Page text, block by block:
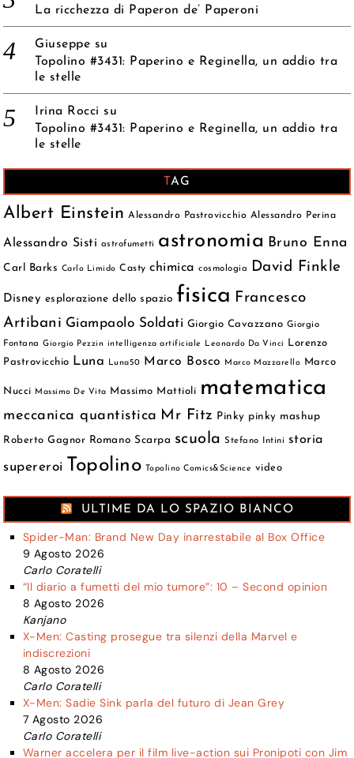
La ricchezza di Paperon de’ Paperoni
Giuseppe su
Topolino #3431: Paperino e Reginella, un addio tra
le stelle
Irina Rocci su
Topolino #3431: Paperino e Reginella, un addio tra
le stelle
TAG
Albert Einstein Alessandro Pastrovicchio Alessandro Perina
Alessandro Sisti astrofumetti astronomia Bruno Enna
Carl Barks Carlo Limido Casty chimica cosmologia David Finkle
Disney esplorazione dello spazio fisica Francesco
Artibani Giampaolo Soldati Giorgio Cavazzano Giorgio
Fontana Giorgio Pezzin intelligenza artificiale Leonardo Da Vinci
Lorenzo
Pastrovicchio
Luna Luna50 Marco Bosco Marco Mazzarello Marco
Nucci Massimo De Vita Massimo Mattioli matematica
meccanica quantistica Mr Fitz Pinky pinky mashup
Roberto Gagnor Romano Scarpa scuola Stefano Intini storia
supereroi Topolino Topolino Comics&Science video
ULTIME DA LO SPAZIO BIANCO
Spider-Man: Brand New Day inarrestabile al Box Office
9 Agosto 2026
Carlo Coratelli
“Il diario a fumetti del mio tumore”: 10 – Second opinion
8 Agosto 2026
Kanjano
X-Men: Casting prosegue tra silenzi della Marvel e
indiscrezioni
8 Agosto 2026
Carlo Coratelli
X-Men: Sadie Sink parla del futuro di Jean Grey
7 Agosto 2026
Carlo Coratelli
Warner accelera per il film live-action sui Pronipoti con Jim